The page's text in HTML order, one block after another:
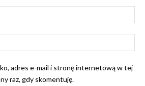
adres e-mail i stronę internetową w tej
raz, gdy skomentuję.